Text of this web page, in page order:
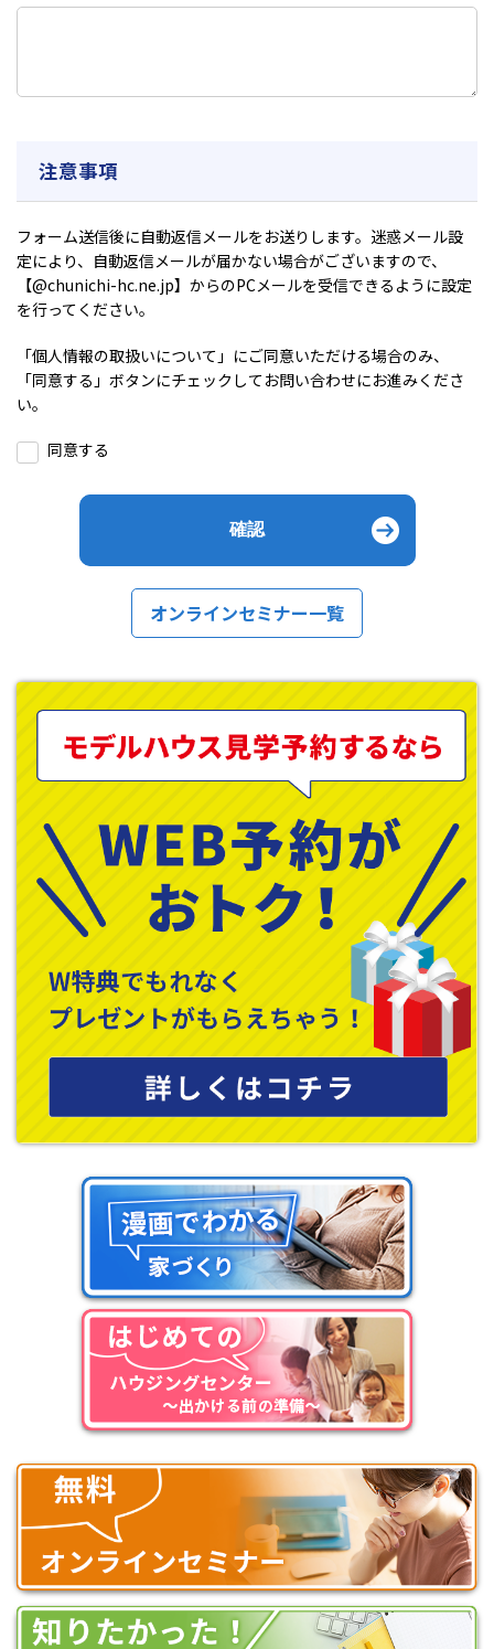
注意事項
フォーム送信後に自動返信メールをお送りします。迷惑メール設
定により、自動返信メールが届かない場合がございますので、
【@chunichi-hc.ne.jp】からのPCメールを受信できるように設定
を行ってください。
「個人情報の取扱いについて 」にご同意いただける場合のみ、
「同意する」ボタンにチェックしてお問い合わせにお進みくださ
い。
同意する
オンラインセミナー一覧